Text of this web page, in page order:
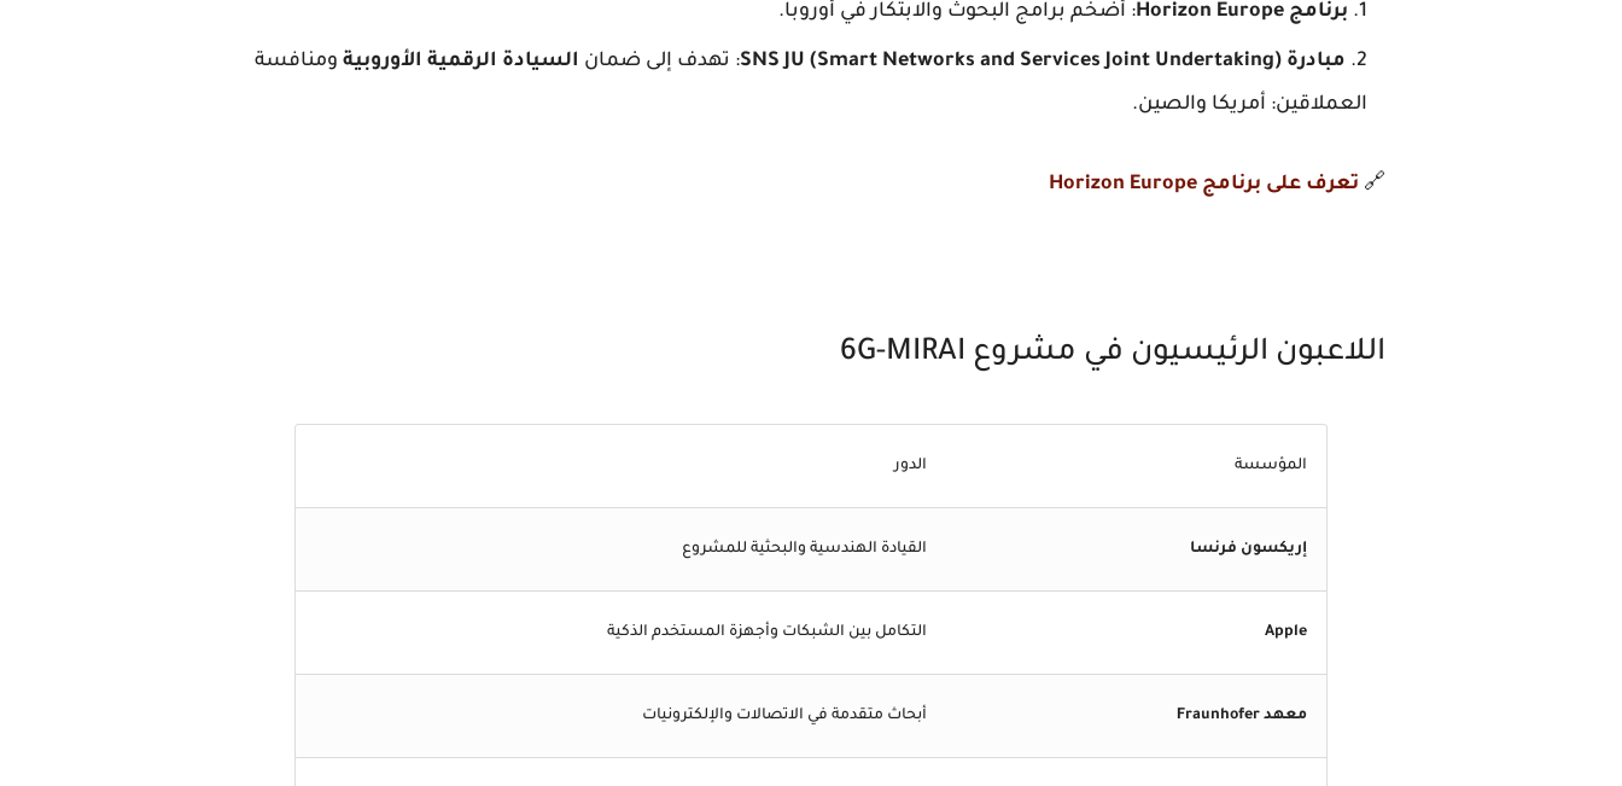
برنامج Horizon Europe : أضخم برامج البحوث والابتكار في أوروبا.
مبادرة SNS JU (Smart Networks and Services Joint Undertaking) : تهدف إلى ضمان السيادة الرقمية الأوروبية ومنافسة
العملاقين: أمريكا والصين.
🔗 تعرف على برنامج Horizon Europe
اللاعبون الرئيسيون في مشروع 6G-MIRAI
المؤسسة الدور
إريكسون فرنسا القيادة الهندسية والبحثية للمشروع
Apple التكامل بين الشبكات وأجهزة المستخدم الذكية
معهد Fraunhofer أبحاث متقدمة في الاتصالات والإلكترونيات